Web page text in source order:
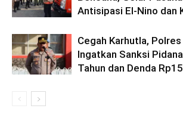
Antisipasi El-Nino dan
Cegah Karhutla,
Ingatkan Sanksi
Tahun dan Denda